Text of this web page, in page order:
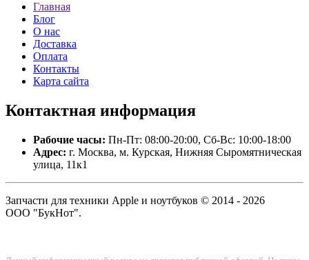
Главная
Блог
О нас
Доставка
Оплата
Контакты
Карта сайта
Контактная информация
Рабочие часы: Пн-Пт: 08:00-20:00, Сб-Вс: 10:00-18:00
Адрес: г. Москва, м. Курская, Нижняя Сыромятническая
улица, 11к1
Запчасти для техники Apple и ноутбуков © 2014 - 2026
ООО "БукНот".